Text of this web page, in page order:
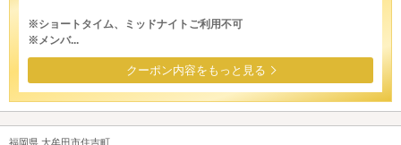
※ショートタイム、ミッドナイトご利用不可
※メンバ...
クーポン内容をもっと見る
福岡県 大牟田市住吉町